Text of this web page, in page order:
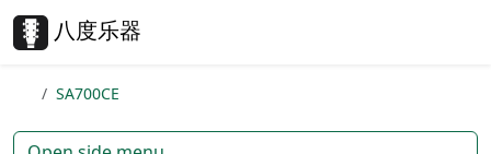
Skip to content
Skip to footer
八度乐器
SA700CE